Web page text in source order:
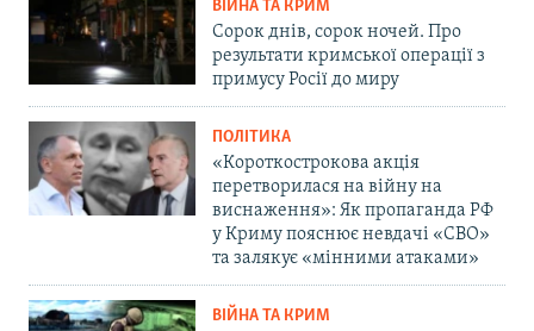
ВІЙНА ТА КРИМ
Сорок днів, сорок ночей. Про
результати кримської операції з
примусу Росії до миру
ПОЛІТИКА
«Короткострокова акція
перетворилася на війну на
виснаження»: Як пропаганда РФ
у Криму пояснює невдачі «СВО»
та залякує «мінними атаками»
ВІЙНА ТА КРИМ